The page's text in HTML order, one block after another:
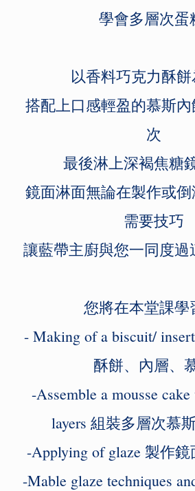
學會多層次蛋
以香料巧克力酥
搭配上口感輕盈的慕斯
次
最後淋上深褐焦糖
鏡面淋面無論在製作或
需要技巧
讓藍帶主廚與您一同度
您將在本堂課學
- Making of a biscuit/
酥餅、內層、
-Assemble a mousse
layers 組裝多層次慕
-Applying of glaze 製作
-Mable glaze techniques